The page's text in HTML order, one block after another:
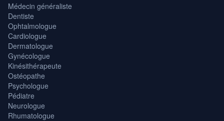
Médecin généraliste
Dentiste
Ophtalmologue
Cardiologue
Dermatologue
Gynécologue
Kinésithérapeute
Ostéopathe
Psychologue
Pédiatre
Neurologue
Rhumatologue